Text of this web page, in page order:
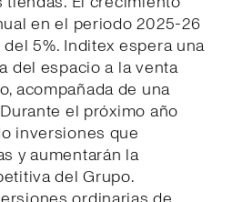
en el periodo 2025-26
5%. Inditex espera una
del espacio a la venta
acompañada de una
el próximo año
inversiones que
y aumentarán la
del Grupo.